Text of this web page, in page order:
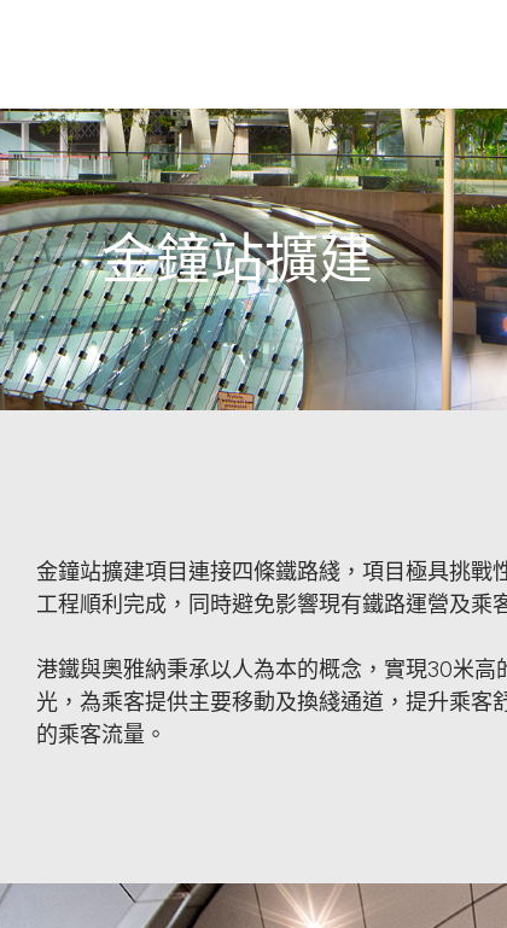
金鐘站擴建
金鐘站擴建項目連接四條鐵路綫，項目極具挑戰
工程順利完成，同時避免影響現有鐵路運營及乘
港鐵與奧雅納秉承以人為本的概念，實現30米
光，為乘客提供主要移動及換綫通道，提升乘客
的乘客流量。